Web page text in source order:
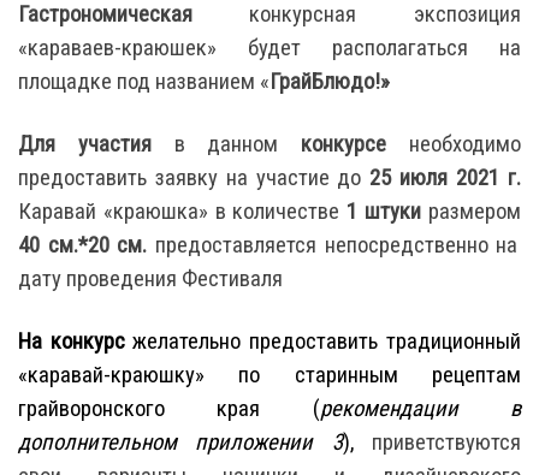
Гастрономическая конкурсная экспозиция
«караваев-краюшек» будет располагаться на
площадке под названием «ГрайБлюдо!»
Для участияв данном конкурсе необходимо
предоставить заявку на участие до 25 июля 2021 г.
Каравай «краюшка» в количестве 1 штуки размером
40 см.*20 см. предоставляется непосредственно на
дату проведения Фестиваля
На конкурсжелательно предоставить традиционный
«каравай-краюшку» по старинным рецептам
грайворонского края (рекомендации в
дополнительном приложении 3),приветствуются